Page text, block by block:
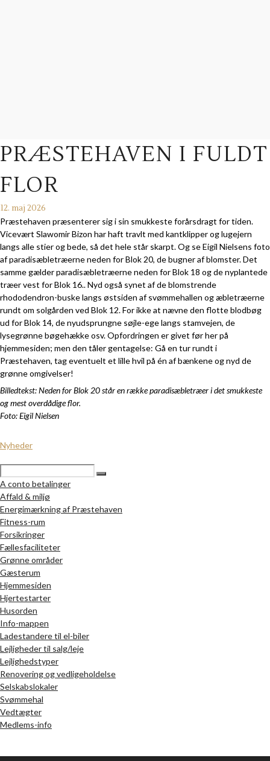
PRÆSTEHAVEN I FULDT
FLOR
12. maj 2026
Præstehaven præsenterer sig i sin smukkeste forårsdragt for tiden.
Vicevært Slawomir Bizon har haft travlt med kantklipper og lugejern
langs alle stier og bede, så det hele står skarpt. Og se Eigil Nielsens foto
af paradisæbletræerne neden for Blok 20, de bugner af blomster. Det
samme gælder paradisæbletræerne neden for Blok 18 og de nyplantede
træer vest for Blok 16.. Nyd også synet af de blomstrende
rhododendron-buske langs østsiden af svømmehallen og æbletræerne
rundt om solgården ved Blok 12. For ikke at nævne den flotte blodbøg
ud for Blok 14, de nyudsprungne søjle-ege langs stamvejen, de
lysegrønne bøgehække osv. Opfordringen er givet før her på
hjemmesiden; men den tåler gentagelse: Gå en tur rundt i
Præstehaven, tag eventuelt et lille hvil på én af bænkene og nyd de
grønne omgivelser!
Billedtekst: Neden for Blok 20 står en række paradisæbletræer i det smukkeste
og mest overdådige flor.
Foto: Eigil Nielsen
Nyheder
A conto betalinger
Affald & miljø
Energimærkning af Præstehaven
Fitness-rum
Forsikringer
Fællesfaciliteter
Grønne områder
Gæsterum
Hjemmesiden
Hjertestarter
Husorden
Info-mappen
Ladestandere til el-biler
Lejligheder til salg/leje
Lejlighedstyper
Renovering og vedligeholdelse
Selskabslokaler
Svømmehal
Vedtægter
Medlems-info